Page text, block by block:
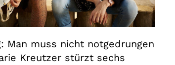
Man muss nicht notgedrungen
Kreutzer stürzt sechs